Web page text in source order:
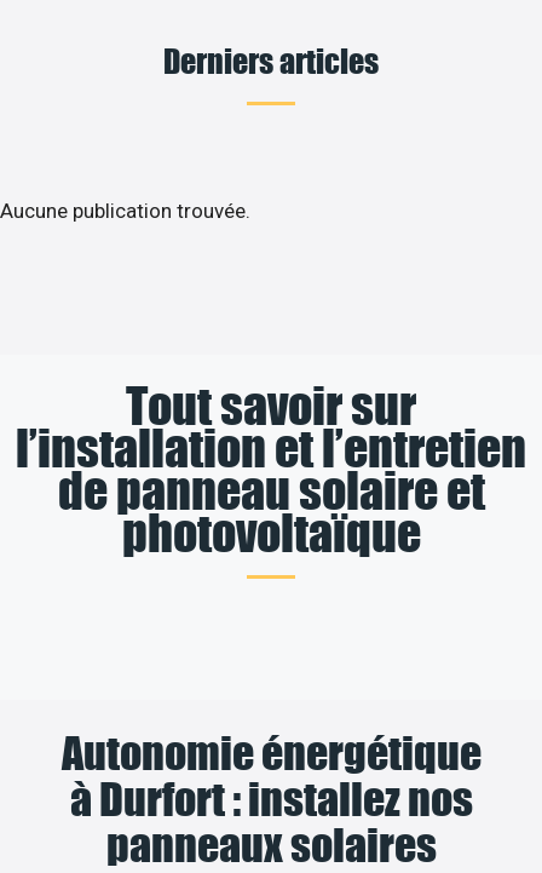
Derniers articles
Aucune publication trouvée.
Tout savoir sur
l’installation et l’entretien
de panneau solaire et
photovoltaïque
Autonomie énergétique
à Durfort : installez nos
panneaux solaires